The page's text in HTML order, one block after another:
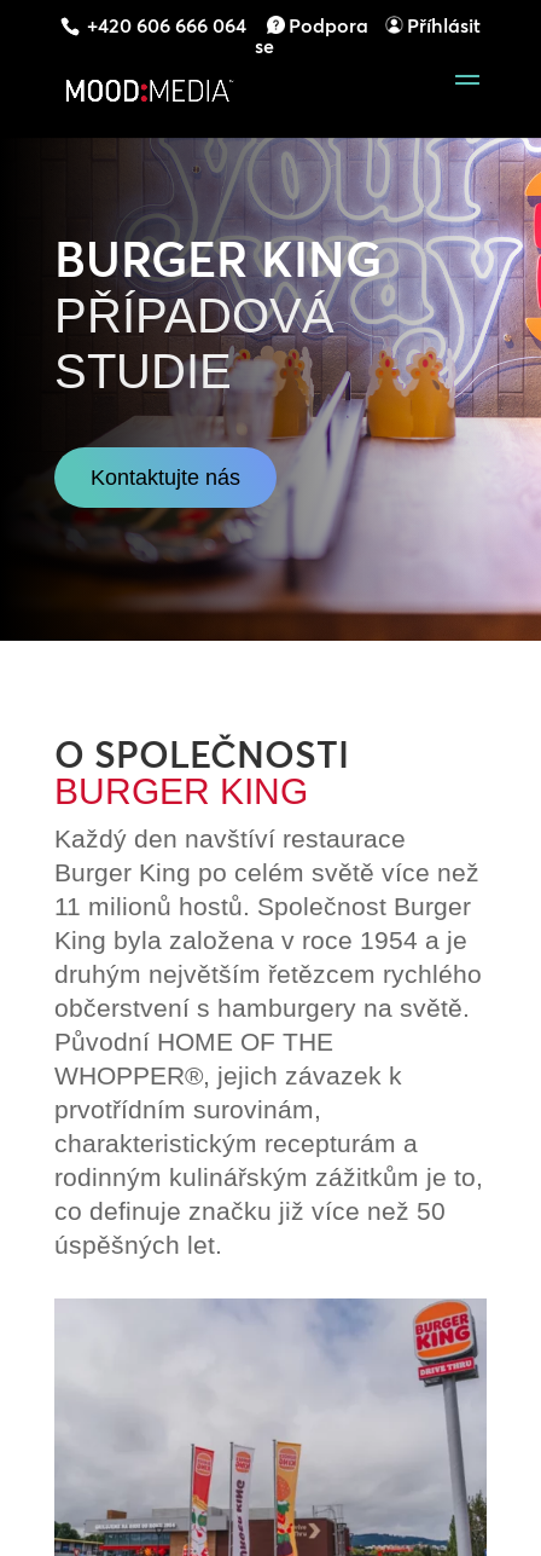
+420 606 666 064 Podpora
Příhlásit
se
BURGER KING
PŘÍPADOVÁ
STUDIE
Kontaktujte nás
O SPOLEČNOSTI
BURGER KING
Každý den navštíví restaurace
Burger King po celém světě více než
11 milionů hostů. Společnost Burger
King byla založena v roce 1954 a je
druhým největším řetězcem rychlého
občerstvení s hamburgery na světě.
Původní HOME OF THE
WHOPPER®, jejich závazek k
prvotřídním surovinám,
charakteristickým recepturám a
rodinným kulinářským zážitkům je to,
co definuje značku již více než 50
úspěšných let.